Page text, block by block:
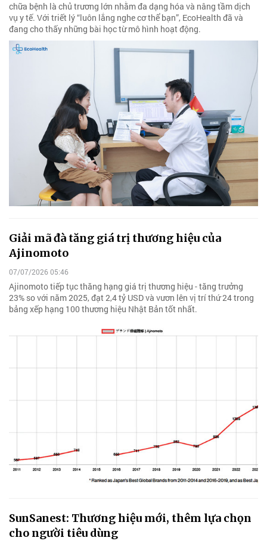
chữa bệnh là chủ trương lớn nhằm đa dạng hóa và nâng tầm dịch
vụ y tế. Với triết lý “luôn lắng nghe cơ thể bạn”, EcoHealth đã và
đang cho thấy những bài học từ mô hình hoạt động.
Giải mã đà tăng giá trị thương hiệu của
Ajinomoto
07/07/2026 05:46
Ajinomoto tiếp tục thăng hạng giá trị thương hiệu - tăng trưởng
23% so với năm 2025, đạt 2,4 tỷ USD và vươn lên vị trí thứ 24 trong
bảng xếp hạng 100 thương hiệu Nhật Bản tốt nhất.
SunSanest: Thương hiệu mới, thêm lựa chọn
cho người tiêu dùng